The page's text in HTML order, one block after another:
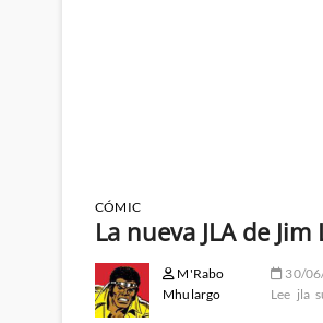
CÓMIC
La nueva JLA de Jim
M'Rabo
Mhulargo
30/
Lee jla